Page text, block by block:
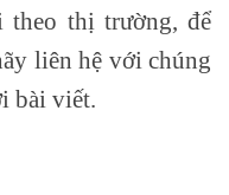
theo thị trường, để
liên hệ với chúng
bài viết.